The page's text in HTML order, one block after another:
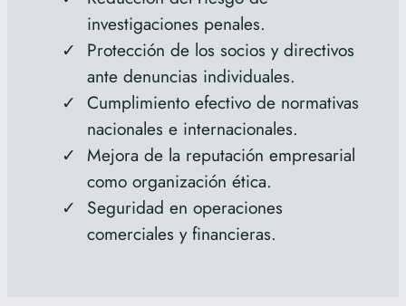
investigaciones penales.
Protección de los socios y directivos
ante denuncias individuales.
Cumplimiento efectivo de normativas
nacionales e internacionales.
Mejora de la reputación empresarial
como organización ética.
Seguridad en operaciones
comerciales y financieras.